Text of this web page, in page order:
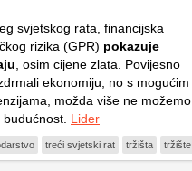
svjetskog rata, financijska
rizika (GPR) pokazuje
, osim cijene zlata. Povijesno
ekonomiju, no s mogućim
možda više ne možemo
Lider
treći svjetski rat tržišta tržište